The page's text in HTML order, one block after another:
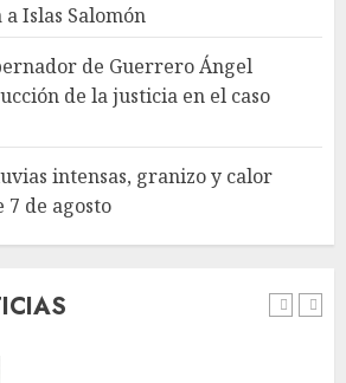
Islas Salomón
de Guerrero Ángel
de la justicia en el caso
intensas, granizo y calor
7 de agosto
SMN pronostica lluvias
intensas, granizo y calor
extremo para este 7 de agosto
AGOSTO 7, 2026
Michoacán intensifica
AGOSTO 7, 2026